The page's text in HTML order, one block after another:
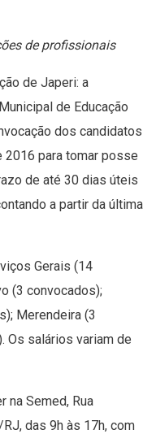
de profissionais
de Japeri: a
de Educação
dos candidatos
2016 para tomar posse
de até 30 dias úteis
a partir da última
Gerais (14
(3 convocados);
Merendeira (3
Os salários variam de
na Semed, Rua
das 9h às 17h, com